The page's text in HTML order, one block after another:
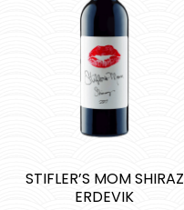
STIFLER’S MOM SHIRAZ
ERDEVIK